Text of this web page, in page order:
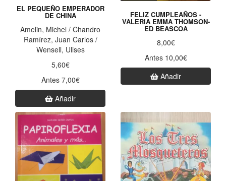
EL PEQUEÑO EMPERADOR
DE CHINA
Amelin, Michel / Chandro
Ramírez, Juan Carlos /
Wensell, Ulises
5,60€
Antes 7,00€
Añadir
FELIZ CUMPLEAÑOS -
VALERIA EMMA THOMSON-
ED BEASCOA
8,00€
Antes 10,00€
Añadir